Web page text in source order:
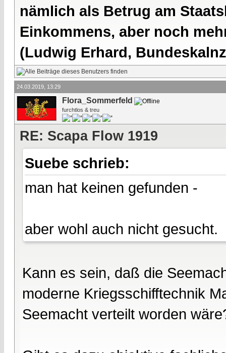
nämlich als Betrug am
Einkommens, aber noch
(Ludwig Erhard,
24.03.2019, 13:29
Flora_Sommerfeld
furchtlos & treu
RE: Scapa Flow 1919
Suebe schrieb:
man hat keinen gefunden -
aber wohl auch nicht gesucht.
Kann es sein, daß die
moderne Kriegsschifftechnik
Seemacht verteilt worden